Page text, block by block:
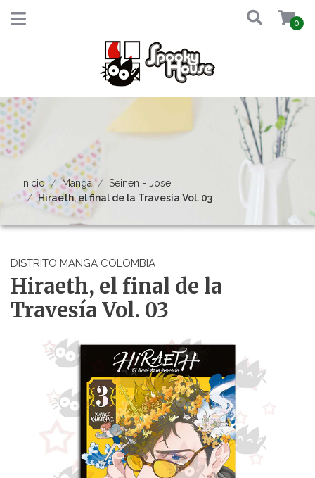
0
Inicio Manga
Seinen - Josei
Hiraeth, el final de la Travesía Vol. 03
DISTRITO MANGA COLOMBIA
Hiraeth, el final de la
Travesía Vol. 03